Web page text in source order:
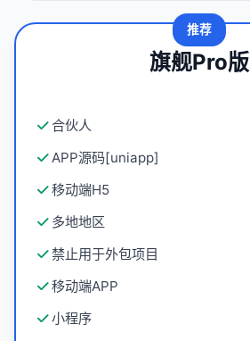
推荐
旗舰Pro版
合伙人
APP源码[uniapp]
移动端H5
多地地区
禁止用于外包项目
移动端APP
小程序